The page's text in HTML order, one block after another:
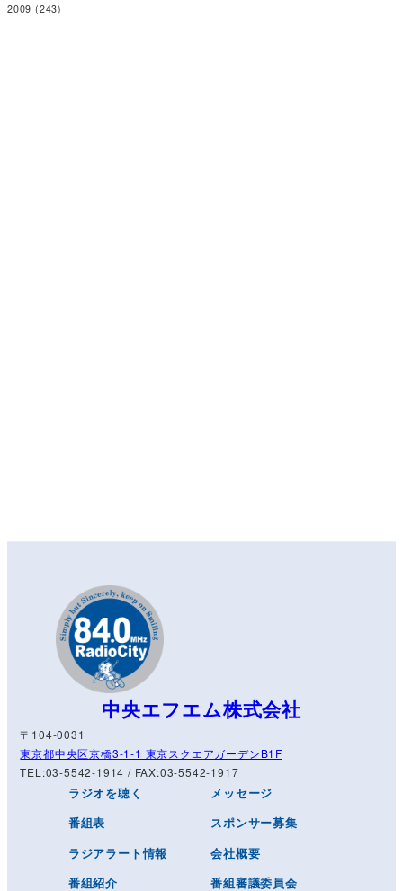
2009 (243)
中央エフエム株式会社
〒104-0031
東京都中央区京橋3-1-1 東京スクエアガーデンB1F
TEL:03-5542-1914 / FAX:03-5542-1917
ラジオを聴く
番組表
ラジアラート情報
番組紹介
メッセージ
スポンサー募集
会社概要
番組審議委員会